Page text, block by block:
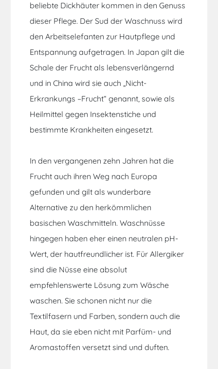
beliebte Dickhäuter kommen in den Genuss
dieser Pflege. Der Sud der Waschnuss wird
den Arbeitselefanten zur Hautpflege und
Entspannung aufgetragen. In Japan gilt die
Schale der Frucht als lebensverlängernd
und in China wird sie auch „Nicht-
Erkrankungs –Frucht“ genannt, sowie als
Heilmittel gegen Insektenstiche und
bestimmte Krankheiten eingesetzt.
In den vergangenen zehn Jahren hat die
Frucht auch ihren Weg nach Europa
gefunden und gilt als wunderbare
Alternative zu den herkömmlichen
basischen Waschmitteln. Waschnüsse
hingegen haben eher einen neutralen pH-
Wert, der hautfreundlicher ist. Für Allergiker
sind die Nüsse eine absolut
empfehlenswerte Lösung zum Wäsche
waschen. Sie schonen nicht nur die
Textilfasern und Farben, sondern auch die
Haut, da sie eben nicht mit Parfüm- und
Aromastoffen versetzt sind und duften.